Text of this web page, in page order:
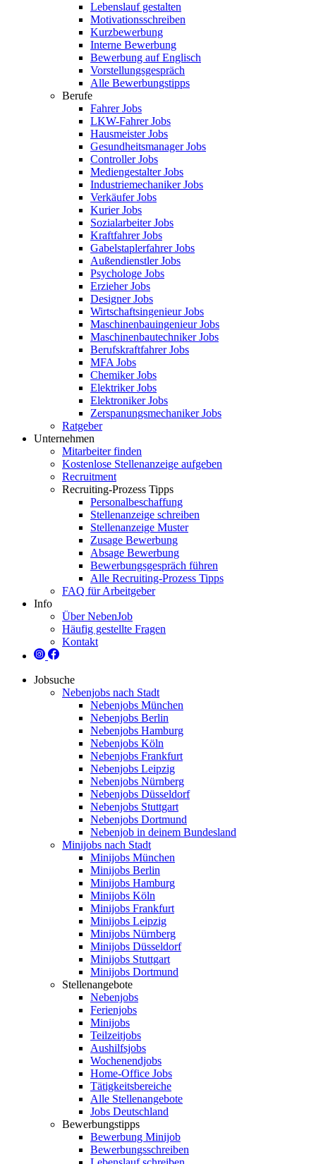
Lebenslauf gestalten
Motivationsschreiben
Kurzbewerbung
Interne Bewerbung
Bewerbung auf Englisch
Vorstellungsgespräch
Alle Bewerbungstipps
Berufe
Fahrer Jobs
LKW-Fahrer Jobs
Hausmeister Jobs
Gesundheitsmanager Jobs
Controller Jobs
Mediengestalter Jobs
Industriemechaniker Jobs
Verkäufer Jobs
Kurier Jobs
Sozialarbeiter Jobs
Kraftfahrer Jobs
Gabelstaplerfahrer Jobs
Außendienstler Jobs
Psychologe Jobs
Erzieher Jobs
Designer Jobs
Wirtschaftsingenieur Jobs
Maschinenbauingenieur Jobs
Maschinenbautechniker Jobs
Berufskraftfahrer Jobs
MFA Jobs
Chemiker Jobs
Elektriker Jobs
Elektroniker Jobs
Zerspanungsmechaniker Jobs
Ratgeber
Unternehmen
Mitarbeiter finden
Kostenlose Stellenanzeige aufgeben
Recruitment
Recruiting-Prozess Tipps
Personalbeschaffung
Stellenanzeige schreiben
Stellenanzeige Muster
Zusage Bewerbung
Absage Bewerbung
Bewerbungsgespräch führen
Alle Recruiting-Prozess Tipps
FAQ für Arbeitgeber
Info
Über NebenJob
Häufig gestellte Fragen
Kontakt
Jobsuche
Nebenjobs nach Stadt
Nebenjobs München
Nebenjobs Berlin
Nebenjobs Hamburg
Nebenjobs Köln
Nebenjobs Frankfurt
Nebenjobs Leipzig
Nebenjobs Nürnberg
Nebenjobs Düsseldorf
Nebenjobs Stuttgart
Nebenjobs Dortmund
Nebenjob in deinem Bundesland
Minijobs nach Stadt
Minijobs München
Minijobs Berlin
Minijobs Hamburg
Minijobs Köln
Minijobs Frankfurt
Minijobs Leipzig
Minijobs Nürnberg
Minijobs Düsseldorf
Minijobs Stuttgart
Minijobs Dortmund
Stellenangebote
Nebenjobs
Ferienjobs
Minijobs
Teilzeitjobs
Aushilfsjobs
Wochenendjobs
Home-Office Jobs
Tätigkeitsbereiche
Alle Stellenangebote
Jobs Deutschland
Bewerbungstipps
Bewerbung Minijob
Bewerbungsschreiben